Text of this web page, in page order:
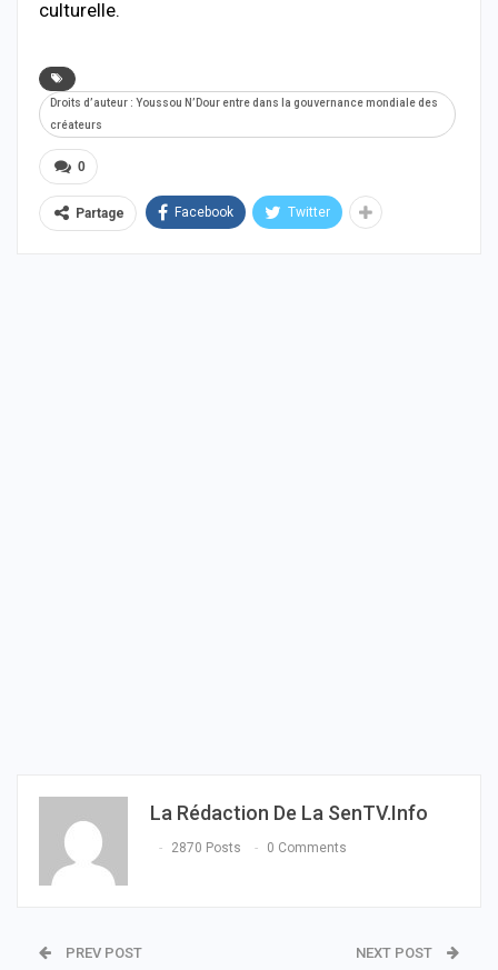
culturelle.
Droits d’auteur : Youssou N’Dour entre dans la gouvernance mondiale des
créateurs
0
Partage Facebook Twitter
La Rédaction De La SenTV.info
2870 Posts 0 Comments
PREV POST NEXT POST